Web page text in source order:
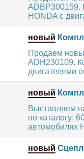
ADBP300159.
HONDA с
новый
Продаем
ADH230109.
двигателями
новый
Выставляем
по каталогу:
автомобилях
новый